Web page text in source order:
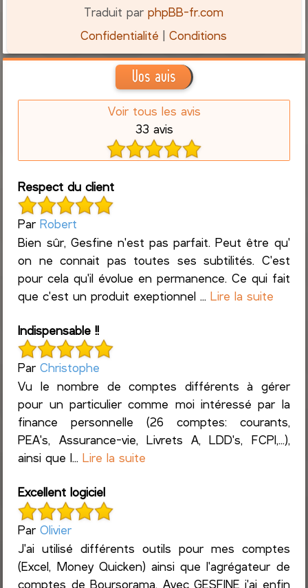
Traduit parphpBB-fr.com
Confidentialité |Conditions
Vos avis
Voir tous les avis
33 avis
Respect du client
ParRobert
Bien sûr, Gesfine n'est pas parfait. Peut être qu'
on ne connait pas toutes ses subtilités. C'est
pour cela qu'il évolue en permanence. Ce qui fait
que c'est un produit exeptionnel ...Lire la suite
Indispensable !!
ParChristophe
Vu le nombre de comptes différents à gérer
pour un particulier comme moi intéressé par la
finance personnelle (26 comptes: courants,
PEA's, Assurance-vie, Livrets A, LDD's, FCPI,...),
ainsi que l...Lire la suite
Excellent logiciel
ParOlivier
J'ai utilisé différents outils pour mes comptes
(Excel, Money Quicken) ainsi que l'agrégateur de
comptes de Boursorama. Avec GESFINE j'ai enfin